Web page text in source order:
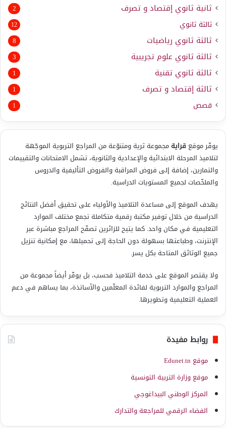
ثانية ثانوي إقتصاد و تصرف 2
ثالثة ثانوي 12
ثالثة ثانوي رياضيات 8
ثالثة ثانوي علوم تجريبية 3
ثالثة ثانوي تقنية 1
ثالثة إقتصاد و تصرف 1
قصص 1
يوفّر موقع قرايةمجموعة ثرية ومتنوّعة من المراجع التربوية الموجّهة
لتلاميذ المرحلة الابتدائية والإعدادية والثانوية، تشمل الامتحانات والتقييمات
والتمارين، إضافة إلى فروض المراقبة والفروض التأليفية والدروس
والملخّصات لجميع المستويات الدراسية.
يهدف الموقع إلى مساعدة التلاميذ والأولياء على تحقيق أفضل النتائج
الدراسية من خلال توفير مكتبة رقمية متكاملة تجمع مختلف الموارد
التعليمية في مكان واحد. كما يتيح للزائرين تصفّح المراجع مباشرة عبر
الإنترنت، وطباعتها بسهولة دون الحاجة إلى تحميلها، مع إمكانية تنزيل
جميع الوثائق المتاحة بكل يسر.
ولا يقتصر الموقع على خدمة التلاميذ فحسب، بل يوفّر أيضاً مجموعة من
المراجع والموارد التربوية لفائدة المعلّمين والأساتذة، بما يساهم في دعم
العملية التعليمية وتطويرها.
روابط مفيدة
موقع Edunet.tn
موقع وزارة التربية التونسية
المركز الوطني البيداغوجي
الفضاء الرقمي للمراجعة والتدارك